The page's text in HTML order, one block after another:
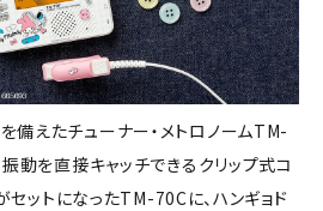
備えたチューナー・メトロノームTM-
動を直接キャッチできるクリップ式コ
セットになったTM-70Cに、ハンギョド